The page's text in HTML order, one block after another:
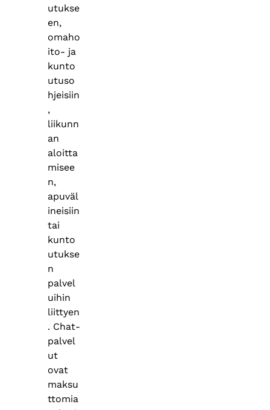
utukse
en,
omaho
ito- ja
kunto
utuso
hjeisiin
,
liikunn
an
aloitta
misee
n,
apuväl
ineisiin
tai
kunto
utukse
n
palvel
uihin
liittyen
. Chat-
palvel
ut
ovat
maksu
ttomia